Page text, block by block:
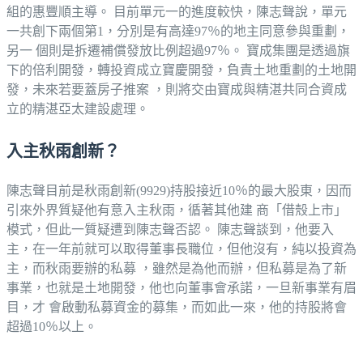
組的惠豐順主導。 目前單元一的進度較快，陳志聲說，單元
一共創下兩個第1，分別是有高達97％的地主同意參與重劃，
另一 個則是拆遷補償發放比例超過97％。 寶成集團是透過旗
下的倍利開發，轉投資成立寶慶開發，負責土地重劃的土地開
發，未來若要蓋房子推案 ，則將交由寶成與精湛共同合資成
立的精湛亞太建設處理。
入主秋雨創新？
陳志聲目前是秋雨創新(9929)持股接近10％的最大股東，因而
引來外界質疑他有意入主秋雨，循著其他建 商「借殼上市」
模式，但此一質疑遭到陳志聲否認。 陳志聲談到，他要入
主，在一年前就可以取得董事長職位，但他沒有，純以投資為
主，而秋雨要辦的私募 ，雖然是為他而辦，但私募是為了新
事業，也就是土地開發，他也向董事會承諾，一旦新事業有眉
目，才 會啟動私募資金的募集，而如此一來，他的持股將會
超過10％以上。